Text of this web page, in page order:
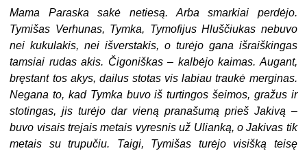
Mama Paraska sakė netiesą. Arba smarkiai perdėjo.
Tymišas Verhunas, Tymka, Tymofijus Hluščiukas nebuvo
nei kukulakis, nei išverstakis, o turėjo gana išraiškingas
tamsiai rudas akis. Čigoniškas – kalbėjo kaimas. Augant,
bręstant tos akys, dailus stotas vis labiau traukė merginas.
Negana to, kad Tymka buvo iš turtingos šeimos, gražus ir
stotingas, jis turėjo dar vieną pranašumą prieš Jakivą –
buvo visais trejais metais vyresnis už Ulianką, o Jakivas tik
metais su trupučiu. Taigi, Tymišas turėjo visišką teisę